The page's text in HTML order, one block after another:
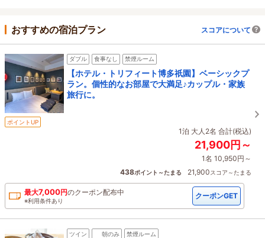
おすすめの宿泊プラン スコアについて
ダブル 食事なし 禁煙ルーム
【ホテル・トリフィート博多祇園】ベーシックプ
ラン。個性的なお部屋で大満足♪カップル・家族
旅行に。
ポイントUP
1泊 大人2名 合計(税込)
21,900円～
1名 10,950円～
438ポイント～たまる 21,900スコア～たまる
最大7,000円のクーポン配布中
※利用条件あり
クーポンGET
ツイン 朝のみ 禁煙ルーム